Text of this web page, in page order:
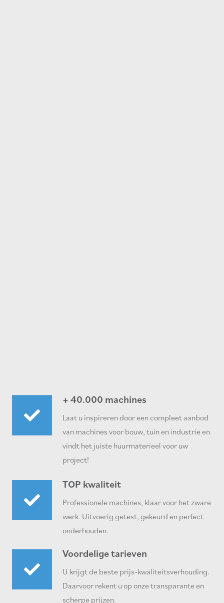
+ 40.000 machines
Laat u inspireren door een compleet aanbod
van machines voor bouw, tuin en industrie en
vindt het juiste huurmaterieel voor uw
project!
TOP kwaliteit
Professionele machines, klaar voor het zware
werk. Uitvoerig getest, gekeurd en perfect
onderhouden.
Voordelige tarieven
U krijgt de beste prijs-kwaliteitsverhouding.
Daarvoor rekent u op onze transparante en
scherpe prijzen.